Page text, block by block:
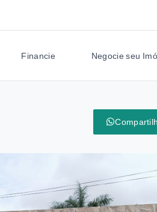
Financie Negocie seu